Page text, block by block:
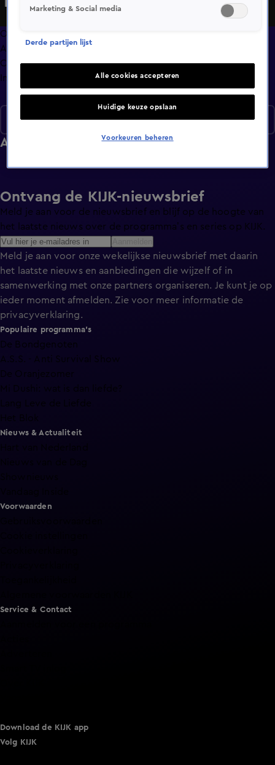
de Jongh. Hélène haalt herinneringen op aan haar
ontmoeting met Maradona, die haar uitnodigde op zijn
hotelkamer. Daarnaast vertelt Merel over haar bezoek aan
K3 en was Noa bij PSG – Liverpool, waar ze Liverpool-
Overzicht
Afleveringen
Clips
Info
Afleveringen
Seizoen 1
Ontvang de KIJK-nieuwsbrief
Meld je aan voor de nieuwsbrief en blijf op de hoogte van
het laatste nieuws over de programma’s en series op KIJK.
Meld je aan voor onze wekelijkse nieuwsbrief met daarin
het laatste nieuws en aanbiedingen die wijzelf of in
samenwerking met onze partners organiseren. Je kunt je op
ieder moment afmelden. Zie voor meer informatie de
privacyverklaring.
Populaire programma's
De Bondgenoten
A.S.S. - Anti Survival Show
De Oranjezomer
Mi Dushi: wat is dan liefde?
Lang Leve de Liefde
Nieuws & Actualiteit
Voorwaarden
Service & Contact
Download de KIJK app
Volg KIJK
Marketing & Social media
Derde partijen lijst
Alle cookies accepteren
Huidige keuze opslaan
Voorkeuren beheren